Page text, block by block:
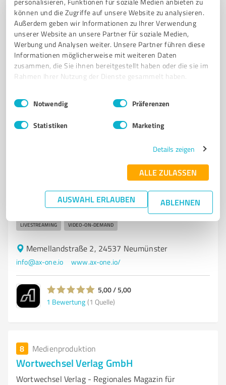
können und die Zugriffe auf unsere Website zu analysieren.
Außerdem geben wir Informationen zu Ihrer Verwendung
unserer Website an unsere Partner für soziale Medien,
Werbung und Analysen weiter. Unsere Partner führen diese
Informationen möglicherweise mit weiteren Daten
zusammen, die Sie ihnen bereitgestellt haben oder die sie im
Rahmen Ihrer Nutzung der Dienste gesammelt haben.
Impressum Datenschutzbestimmungen
Einwilligungsauswahl
Notwendig Präferenzen
Statistiken Marketing
Details zeigen
ALLE ZULASSEN
AUSWAHL ERLAUBEN ABLEHNEN
NEUE KÜNSTLER
Brachenfelder Str. 45, 24534 Neumünster
info@futurehousecloud.com futurehousecloud.com/
5,00 / 5,00
Ax-One GmbH - Ihr Partner für hochwertige
Videobearbeitung und Streaminglösungen
VIDEOBEARBEITUNG STREAMING 4K 8K
SICHERHEIT TRANSCODING NEUMÜNSTER CONTENT-ERSTELLUNG
LIVESTREAMING VIDEO-ON-DEMAND
Memellandstraße 2, 24537 Neumünster
info@ax-one.io www.ax-one.io/
5,00 / 5,00
1 Bewertung (1 Quelle)
8 Medienproduktion
Wortwechsel Verlag GmbH
Wortwechsel Verlag - Regionales Magazin für